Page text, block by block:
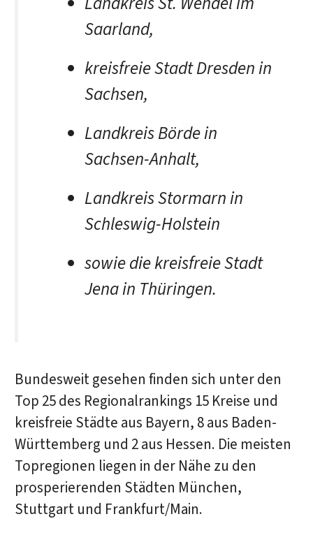
Saarland,
kreisfreie Stadt Dresden in
Sachsen,
Landkreis Börde in
Sachsen-Anhalt,
Landkreis Stormarn in
Schleswig-Holstein
sowie die kreisfreie Stadt
Jena in Thüringen.
Bundesweit gesehen finden sich unter den
Top 25 des Regionalrankings 15 Kreise und
kreisfreie Städte aus Bayern, 8 aus Baden-
Württemberg und 2 aus Hessen. Die meisten
Topregionen liegen in der Nähe zu den
prosperierenden Städten München,
Stuttgart und Frankfurt/Main.